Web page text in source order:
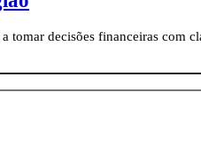
tomar decisões financeiras com